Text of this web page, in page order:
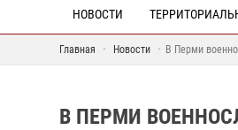
НОВОСТИ
Главная Новости В Перми
В ПЕРМИ